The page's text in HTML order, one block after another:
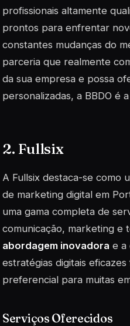
profissionais altamente
prontos para enfrentar
constantes mudanças do
parceria que realmente
da sua empresa e possa
personalizadas, a BBDO é
2. Fullsix
A Fullsix destaca-se como
de marketing digital em
uma gama completa de
comunicação, marketing e
abordagem inovadora e a
estratégias digitais
preferencial para muitas
Serviços Oferecidos